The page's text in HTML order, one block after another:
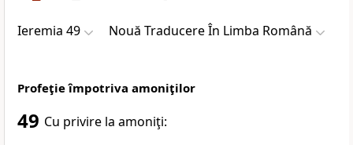
Ieremia 49 Nouă Traducere În Limba Română
Profeţie împotriva amoniţilor
49 Cu privire la amoniţi: